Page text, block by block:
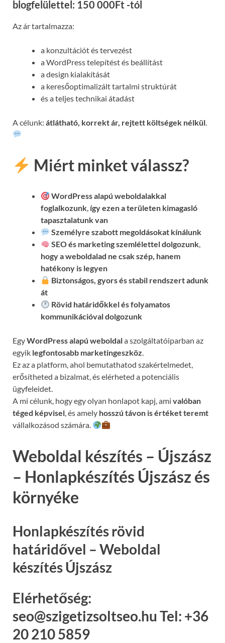
blogfelülettel: 150 000Ft -tól
Az ár tartalmazza:
a konzultációt és tervezést
a WordPress telepítést és beállítást
a design kialakítását
a keresőoptimalizált tartalmi struktúrát
és a teljes technikai átadást
A célunk: átlátható, korrekt ár, rejtett költségek nélkül
Miért minket válassz?
WordPress alapú weboldalakkal
foglalkozunk, így ezen a területen kimagasló
tapasztalatunk van
Személyre szabott megoldásokat kínálunk
SEO és marketing szemlélettel dolgozunk,
hogy a weboldalad ne csak szép, hanem
hatékony is legyen
Biztonságos, gyors és stabil rendszert adunk
át
Rövid határidőkkel és folyamatos
kommunikációvaldolgozunk
EgyWordPress alapú weboldala szolgáltatóiparban az
egyik legfontosabb marketingeszköz.
Ez az a platform, ahol bemutathatod szakértelmedet,
erősítheted a bizalmat, és elérheted a potenciális
ügyfeleidet.
A mi célunk, hogy egy olyan honlapot kapj, ami valóban
téged képvisel, és amely hosszú távon is értéket teremt
vállalkozásod számára.
Weboldal készítés – Újszász
– Honlapkészítés Újszász és
környéke
Honlapkészítés rövid
határidővel – Weboldal
készítés Újszász
Elérhetőség:
seo@szigetizsoltseo.hu Tel: +36
20 210 5859